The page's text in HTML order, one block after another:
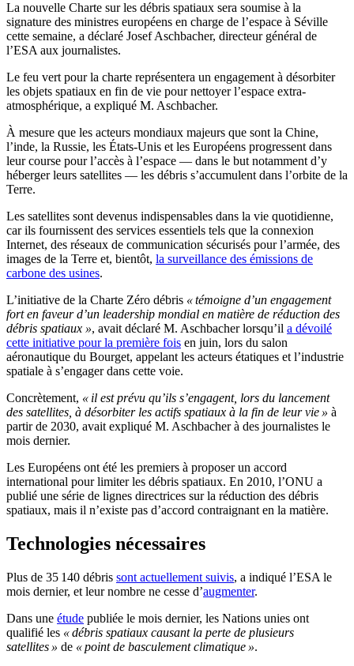
La nouvelle Charte sur les débris spatiaux sera soumise à la
signature des ministres européens en charge de l’espace à Séville
cette semaine, a déclaré Josef Aschbacher, directeur général de
l’ESA aux journalistes.
Le feu vert pour la charte représentera un engagement à désorbiter
les objets spatiaux en fin de vie pour nettoyer l’espace extra-
atmosphérique, a expliqué M. Aschbacher.
À mesure que les acteurs mondiaux majeurs que sont la Chine,
l’inde, la Russie, les États-Unis et les Européens progressent dans
leur course pour l’accès à l’espace — dans le but notamment d’y
héberger leurs satellites — les débris s’accumulent dans l’orbite de la
Terre.
Les satellites sont devenus indispensables dans la vie quotidienne,
car ils fournissent des services essentiels tels que la connexion
Internet, des réseaux de communication sécurisés pour l’armée, des
images de la Terre et, bientôt, la surveillance des émissions de
carbone des usines.
L’initiative de la Charte Zéro débris « témoigne d’un engagement
fort en faveur d’un leadership mondial en matière de réduction des
débris spatiaux », avait déclaré M. Aschbacher lorsqu’il a dévoilé
cette initiative pour la première fois en juin, lors du salon
aéronautique du Bourget, appelant les acteurs étatiques et l’industrie
spatiale à s’engager dans cette voie.
Concrètement, « il est prévu qu’ils s’engagent, lors du lancement
des satellites, à désorbiter les actifs spatiaux à la fin de leur vie » à
partir de 2030, avait expliqué M. Aschbacher à des journalistes le
mois dernier.
Les Européens ont été les premiers à proposer un accord
international pour limiter les débris spatiaux. En 2010, l’ONU a
publié une série de lignes directrices sur la réduction des débris
spatiaux, mais il n’existe pas d’accord contraignant en la matière.
Technologies nécessaires
Plus de 35 140 débris sont actuellement suivis, a indiqué l’ESA le
mois dernier, et leur nombre ne cesse d’augmenter.
Dans une étude publiée le mois dernier, les Nations unies ont
qualifié les « débris spatiaux causant la perte de plusieurs
satellites » de « point de basculement climatique ».